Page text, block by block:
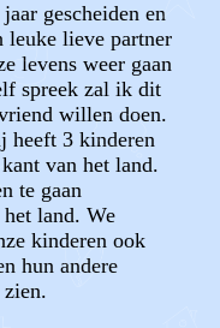
gescheiden en
leuke lieve partner
levens weer gaan
spreek zal ik dit
willen doen.
heeft 3 kinderen
van het land.
te gaan
land. We
kinderen ook
hun andere